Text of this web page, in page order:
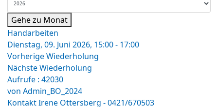
Gehe zu Monat
Handarbeiten
Dienstag, 09. Juni 2026, 15:00 - 17:00
Vorherige Wiederholung
Nächste Wiederholung
Aufrufe : 42030
von Admin_BO_2024
KontaktIrene Ottersberg - 0421/670503